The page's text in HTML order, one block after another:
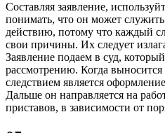
Составляя заявление,
понимать, что он может
действию, потому что каждый
свои причины. Их следует
Заявление подаем в суд,
рассмотрению. Когда
следствием является
Дальше он направляется на
приставов, в зависимости от